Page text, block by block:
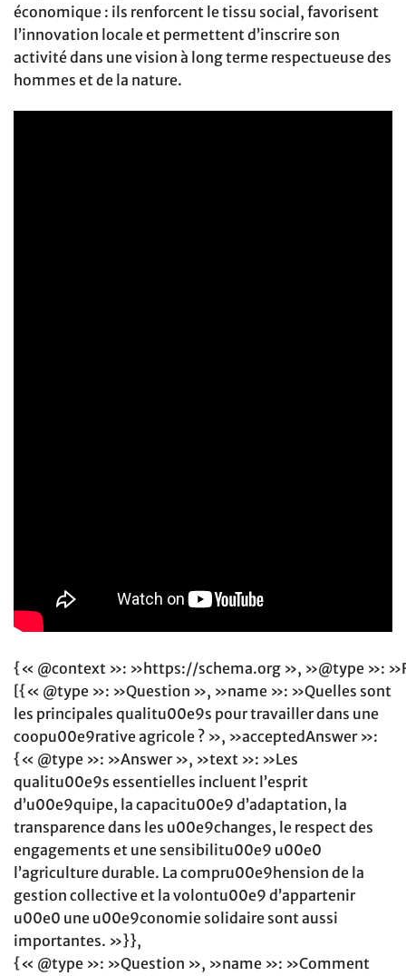
économique : ils renforcent le tissu social, favorisent
l’innovation locale et permettent d’inscrire son
activité dans une vision à long terme respectueuse des
hommes et de la nature.
{« @context »: »https://schema.org », »@type »:
[{« @type »: »Question », »name »: »Quelles sont
les principales qualitu00e9s pour travailler dans une
coopu00e9rative agricole ? », »acceptedAnswer »:
{« @type »: »Answer », »text »: »Les
qualitu00e9s essentielles incluent l’esprit
d’u00e9quipe, la capacitu00e9 d’adaptation, la
transparence dans les u00e9changes, le respect des
engagements et une sensibilitu00e9 u00e0
l’agriculture durable. La compru00e9hension de la
gestion collective et la volontu00e9 d’appartenir
u00e0 une u00e9conomie solidaire sont aussi
importantes. »}},
{« @type »: »Question », »name »: »Comment